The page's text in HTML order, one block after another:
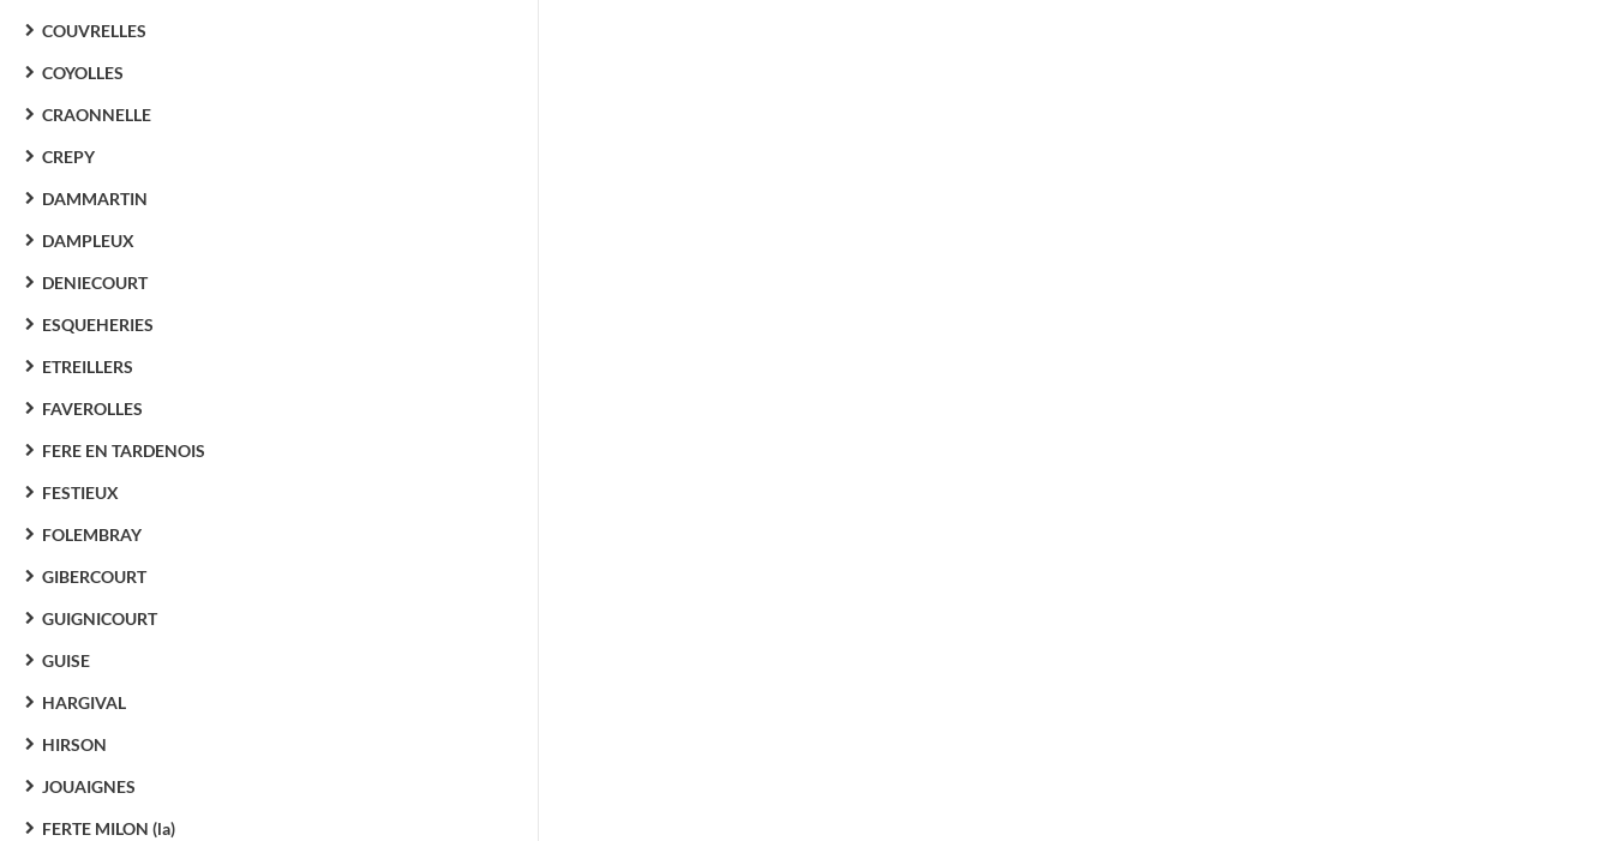
COUVRELLES
COYOLLES
CRAONNELLE
CREPY
DAMMARTIN
DAMPLEUX
DENIECOURT
ESQUEHERIES
ETREILLERS
FAVEROLLES
FERE EN TARDENOIS
FESTIEUX
FOLEMBRAY
GIBERCOURT
GUIGNICOURT
GUISE
HARGIVAL
HIRSON
JOUAIGNES
FERTE MILON (la)